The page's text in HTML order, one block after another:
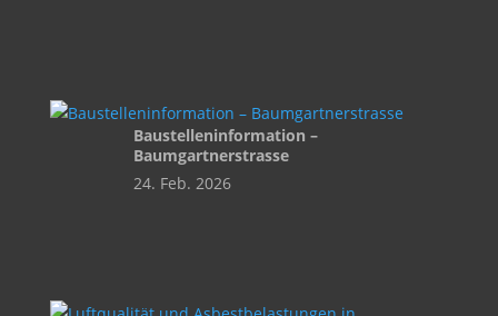
Baustelleninformation –
Baumgartnerstrasse
24. Feb. 2026